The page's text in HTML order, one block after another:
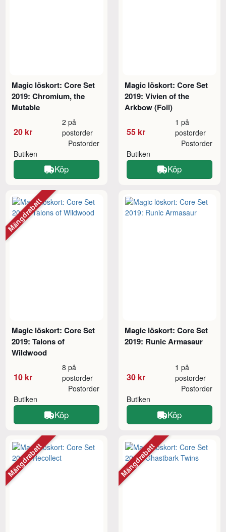
Magic löskort: Core Set
2019: Chromium, the
Mutable
20 kr
2 på
postorder
Butiken
Postorder
Köp
Magic löskort: Core Set
2019: Vivien of the
Arkbow (Foil)
55 kr
1 på
postorder
Butiken
Postorder
Köp
Magic löskort: Core Set
2019: Talons of
Wildwood
10 kr
8 på
postorder
Butiken
Postorder
Köp
Mängdrabatt
Magic löskort: Core Set
2019: Runic Armasaur
30 kr
1 på
postorder
Butiken
Postorder
Köp
Mängdrabatt Mängdrabatt